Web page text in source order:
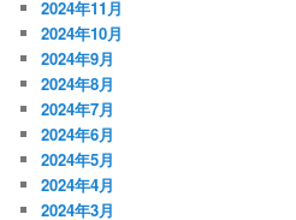
2024年11月
2024年10月
2024年9月
2024年8月
2024年7月
2024年6月
2024年5月
2024年4月
2024年3月